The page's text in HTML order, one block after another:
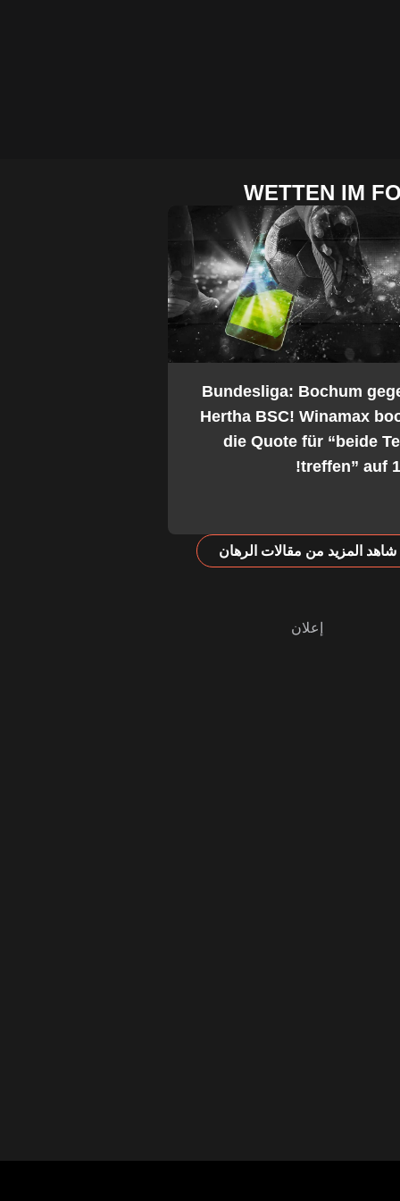
WETTEN IM
2. Bundesliga: Bochum
Hertha BSC! Winamax
die Quote für “beide
treffen” auf
شاهد المزيد من مقالات الرهان